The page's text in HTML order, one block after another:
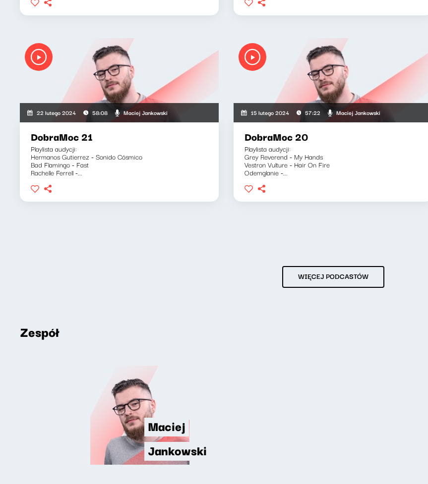
22 lutego 2024 58:08 Maciej Jankowski
DobraMoc 21
Playlista audycji:
Hermanos Gutierrez - Sonido Cósmico
Bad Flamingo - Fast
Rachelle Ferrell -...
15 lutego 2024 57:22 Maciej Jankowski
DobraMoc 20
Playlista audycji:
Grey Reverend - My Hands
Vestron Vulture - Hair On Fire
Odemglanie -...
WIĘCEJ PODCASTÓW
Zespół
Maciej
Jankowski